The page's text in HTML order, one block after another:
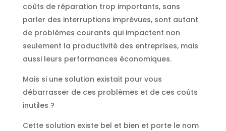
coûts de réparation trop importants, sans
parler des interruptions imprévues, sont autant
de problèmes courants qui impactent non
seulement la productivité des entreprises, mais
aussi leurs performances économiques.
Mais si une solution existait pour vous
débarrasser de ces problèmes et de ces coûts
inutiles ?
Cette solution existe bel et bien et porte le nom